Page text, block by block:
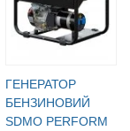
ГЕНЕРАТОР
БЕНЗИНОВИЙ
SDMO PERFORM